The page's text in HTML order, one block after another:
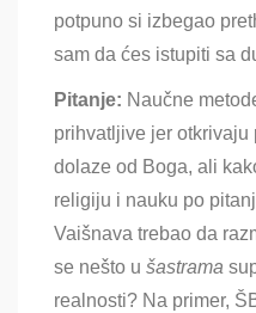
potpuno si izbegao
sam da ćes istupiti sa
Pitanje: Naučne
prihvatljive jer otkrivaju
dolaze od Boga, ali
religiju i nauku po
Vaišnava trebao da
se nešto u šastrama
realnosti? Na primer,